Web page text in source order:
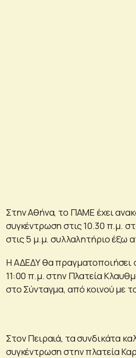
Στην Αθήνα, το ΠΑΜΕ έχει
συγκέντρωση στις 10.30 π.μ.
στις 5 μ.μ. συλλαλητήριο έξω
Η ΑΔΕΔΥ θα πραγματοποιήσει
11:00 π.μ. στην Πλατεία
στο Σύνταγμα, από κοινού με
Στον Πειραιά, τα συνδικάτα
συγκέντρωση στην πλατεία